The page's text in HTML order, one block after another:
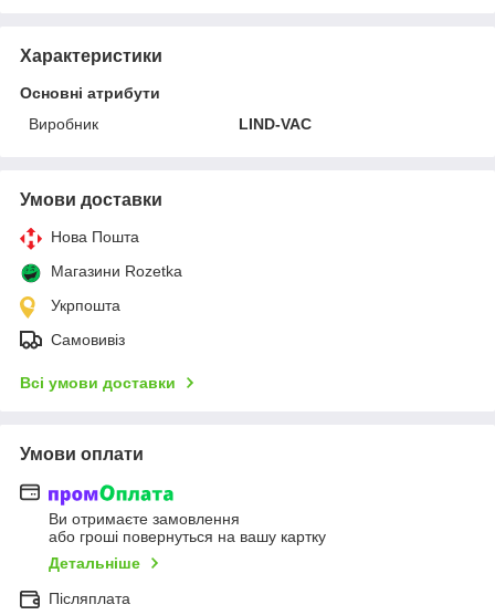
Характеристики
Основні атрибути
Виробник
LIND-VAC
Умови доставки
Нова Пошта
Магазини Rozetka
Укрпошта
Самовивіз
Всі умови доставки
Умови оплати
Ви отримаєте замовлення
або гроші повернуться на вашу картку
Детальніше
Післяплата